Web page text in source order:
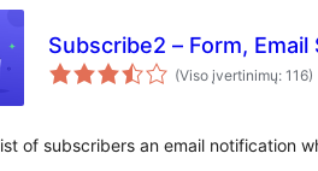
Subscribe2 – Form,
(Viso įvertinimų: 116)
of subscribers an email notification